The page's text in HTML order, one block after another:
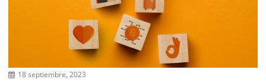
18 septiembre, 2023